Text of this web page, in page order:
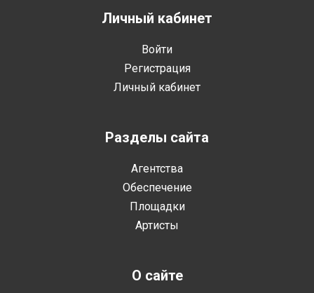
Личный кабинет
Войти
Регистрация
Личный кабинет
Разделы сайта
Агентства
Обеспечение
Площадки
Артисты
О сайте